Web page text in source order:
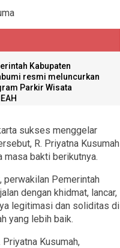
Kabupaten
resmi meluncurkan
Parkir Wisata
sukses menggelar
R. Priyatna Kusumah
masa bakti berikutnya.
perwakilan Pemerintah
dengan khidmat, lancar,
legitimasi dan soliditas di
yang lebih baik.
Kusumah,